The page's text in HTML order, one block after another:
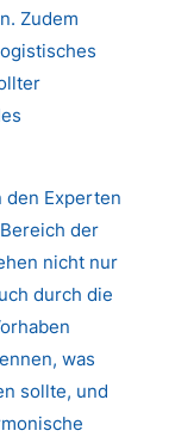
Zudem
den Experten
der
nicht nur
durch die
was
sollte, und